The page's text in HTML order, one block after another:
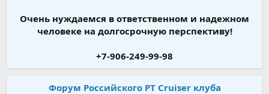
Очень нуждаемся в ответственном и надежном
человеке на долгосрочную перспективу!
+7-906-249-99-98
Форум Российского PT Cruiser клуба